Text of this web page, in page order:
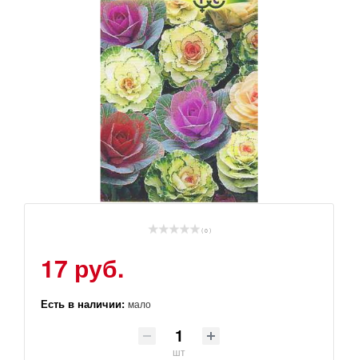
( 0 )
17 руб.
Есть в наличии: мало
шт